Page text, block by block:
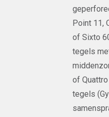
Point 11,
of Sixto
tegels
of
tegels